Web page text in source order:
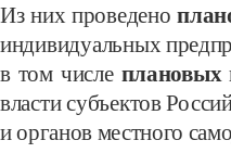
Из них проведено
индивидуальных
в том числе плановых
власти субъектов
и органов местного